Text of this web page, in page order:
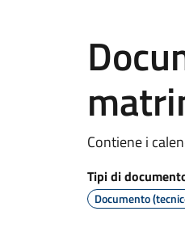
Contiene i
Tipi di
Documento